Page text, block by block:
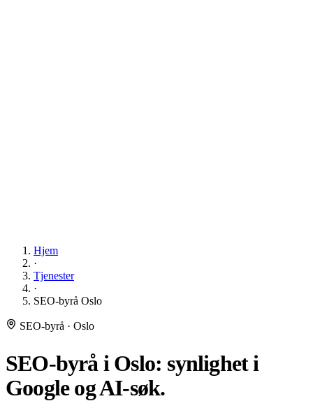
Hjem
·
Tjenester
·
SEO-byrå Oslo
SEO-byrå · Oslo
SEO-byrå i Oslo: synlighet i
Google og AI-søk.